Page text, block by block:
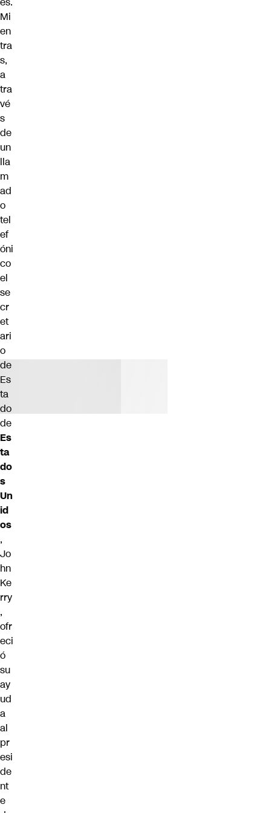
Mi
en
tra
s,
a
tra
vé
s
de
un
lla
m
ad
o
tel
ef
óni
co
el
se
cr
et
ari
o
de
Es
ta
do
de
Es
ta
do
s
Un
id
os
,
Jo
hn
Ke
rry
,
ofr
eci
ó
su
ay
ud
a
al
pr
esi
de
nt
e